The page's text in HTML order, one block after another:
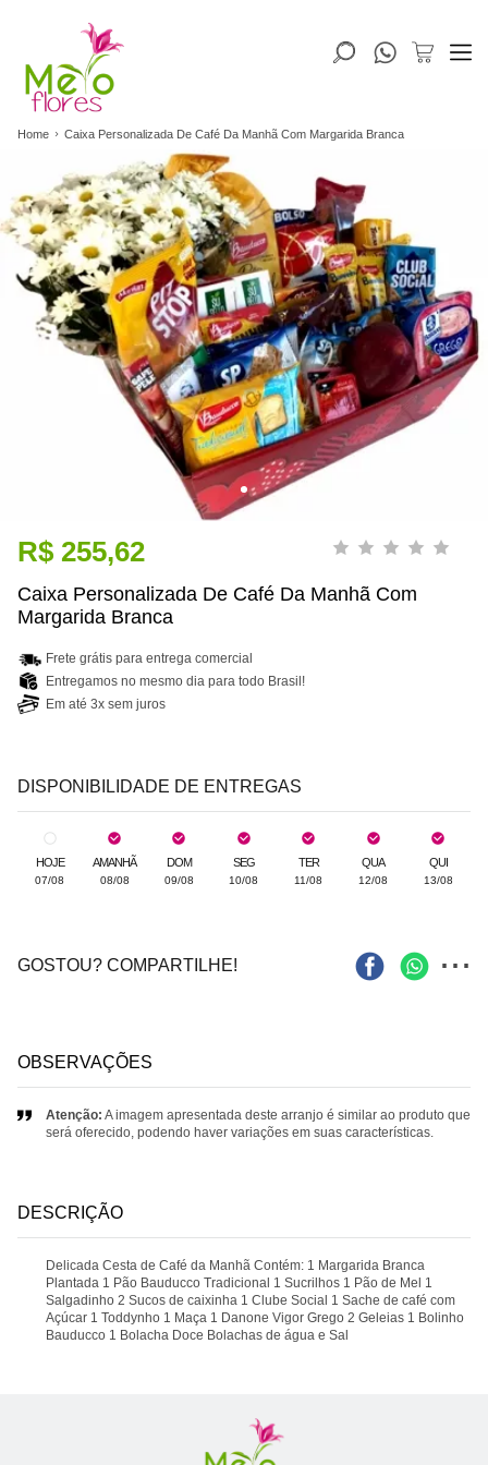
Home Caixa Personalizada De Café Da Manhã Com Margarida Branca
R$ 255,62
Caixa Personalizada De Café Da Manhã Com
Margarida Branca
Frete grátis para entrega comercial
Entregamos no mesmo dia para todo Brasil!
Em até 3x sem juros
DISPONIBILIDADE DE ENTREGAS
HOJE
07/08
AMANHÃ
08/08
DOM
09/08
SEG
10/08
TER
11/08
QUA
12/08
QUI
13/08
GOSTOU? COMPARTILHE! ...
OBSERVAÇÕES
Atenção: A imagem apresentada deste arranjo é similar ao produto que
será oferecido, podendo haver variações em suas características.
DESCRIÇÃO
Delicada Cesta de Café da Manhã Contém: 1 Margarida Branca
Plantada 1 Pão Bauducco Tradicional 1 Sucrilhos 1 Pão de Mel 1
Salgadinho 2 Sucos de caixinha 1 Clube Social 1 Sache de café com
Açúcar 1 Toddynho 1 Maça 1 Danone Vigor Grego 2 Geleias 1 Bolinho
Bauducco 1 Bolacha Doce Bolachas de água e Sal